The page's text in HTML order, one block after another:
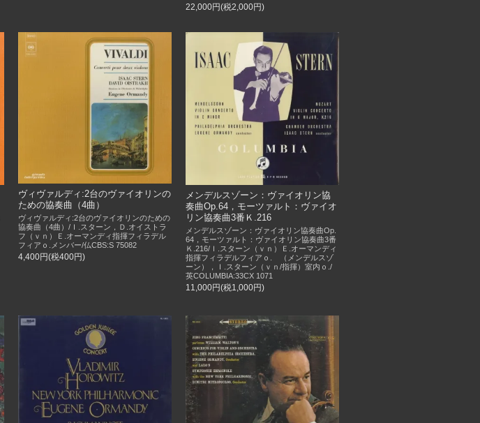
22,000円(税2,000円)
ヴィヴァルディ:2台のヴァイオリンの
ための協奏曲（4曲）
ヴィヴァルディ:2台のヴァイオリンのための
協奏曲（4曲）/Ｉ.スターン，Ｄ.オイストラ
フ（ｖｎ）Ｅ.オーマンディ指揮フィラデル
フィアｏ.メンバー/仏CBS:S 75082
4,400円(税400円)
メンデルスゾーン：ヴァイオリン協
奏曲Op.64，モーツァルト：ヴァイオ
リン協奏曲3番Ｋ.216
メンデルスゾーン：ヴァイオリン協奏曲Op.
64，モーツァルト：ヴァイオリン協奏曲3番
Ｋ.216/Ｉ.スターン（ｖｎ）Ｅ.オーマンディ
指揮フィラデルフィアｏ. （メンデルスゾ
ーン），Ｉ.スターン（ｖｎ/指揮）室内ｏ./
英COLUMBIA:33CX 1071
11,000円(税1,000円)